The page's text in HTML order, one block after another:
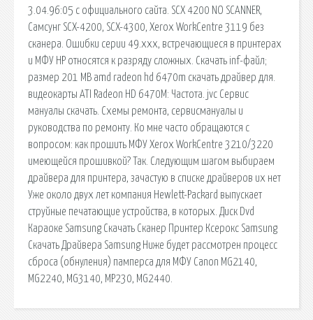
3.04.96:05 с официального сайта. SCX 4200 NO SCANNER,
Самсунг SCX-4200, SCX-4300, Xerox WorkCentre 3119 без
сканера. Ошибки серии 49.xxx, встречающиеся в принтерах
и МФУ HP относятся к разряду сложных. Скачать inf-файл;
размер 201 MB amd radeon hd 6470m скачать драйвер для.
видеокарты ATI Radeon HD 6470M: Частота. jvc Сервис
мануалы скачать. Схемы ремонта, сервисмануалы и
руководства по ремонту. Ко мне часто обращаются с
вопросом: как прошить МФУ Xerox WorkCentre 3210/3220
имеющейся прошивкой? Так. Следующим шагом выбираем
драйвера для принтера, зачастую в списке драйверов их нет
Уже около двух лет компания Hewlett-Packard выпускает
струйные печатающие устройства, в которых. Диск Dvd
Караоке Samsung Скачать Сканер Принтер Ксерокс Samsung
Скачать Драйвера Samsung Ниже будет рассмотрен процесс
сброса (обнуления) памперса для МФУ Canon MG2140,
MG2240, MG3140, MP230, MG2440.